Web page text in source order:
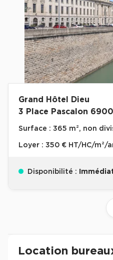
Grand Hôtel Dieu
3 Place Pascalon
Surface : 365 m², non
Loyer : 350 € HT/HC/m²/
Disponibilité :
Revenir à l'accueil -
Location